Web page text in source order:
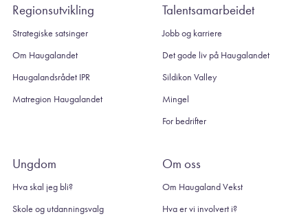
Regionsutvikling
Strategiske satsinger
Om Haugalandet
Haugalandsrådet IPR
Matregion Haugalandet
Talentsamarbeidet
Jobb og karriere
Det gode liv på Haugalandet
Sildikon Valley
Mingel
For bedrifter
Ungdom
Hva skal jeg bli?
Skole og utdanningsvalg
Om oss
Om Haugaland Vekst
Hva er vi involvert i?